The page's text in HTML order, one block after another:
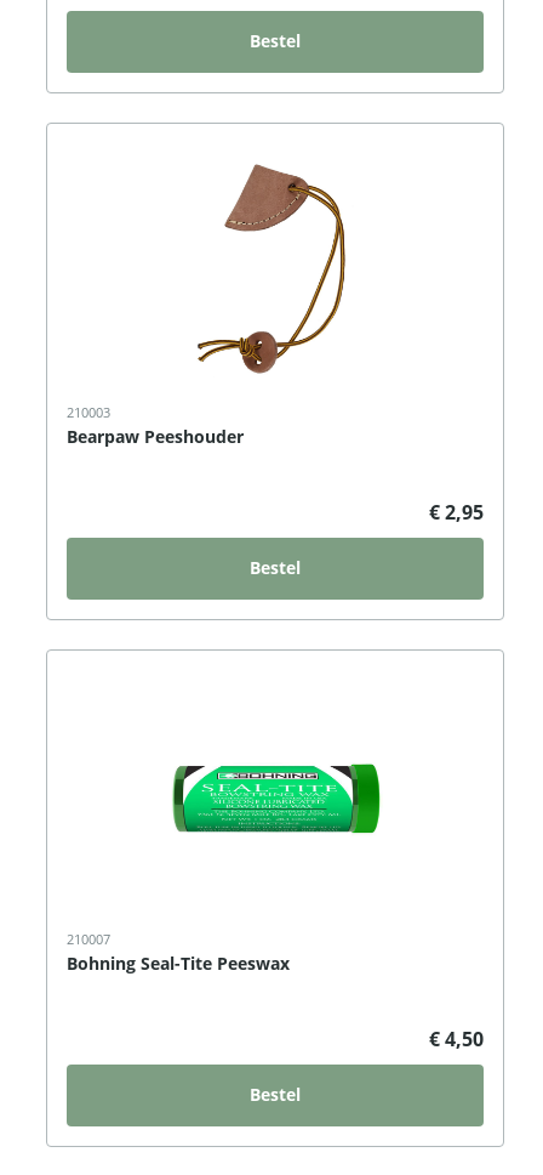
Bestel
210003
Bearpaw Peeshouder
€ 2,95
Bestel
210007
Bohning Seal-Tite Peeswax
€ 4,50
Bestel